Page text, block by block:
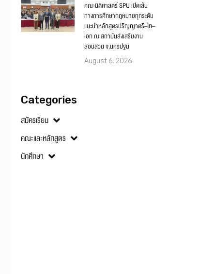
คณะนิติศาสตร์ SPU เปิดเส้น
ทางการศึกษากฎหมายทุกระดับ
แนะนำหลักสูตรปริญญาตรี–โท–
เอก ณ สถาบันส่งเสริมงาน
สอบสวน จ.นครปฐม
August 6, 2026
Categories
สมัครเรียน
คณะและหลักสูตร
นักศึกษา